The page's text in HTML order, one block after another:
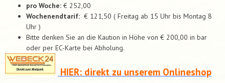
pro Woche: € 252,00
Wochenendtarif: € 121,50 ( Freitag ab 15 Uhr bis Montag 8
Uhr )
Bitte denken Sie an die Kaution in Höhe von € 200,00 in bar
oder per EC-Karte bei Abholung.
HIER: direkt zu unserem Onlineshop